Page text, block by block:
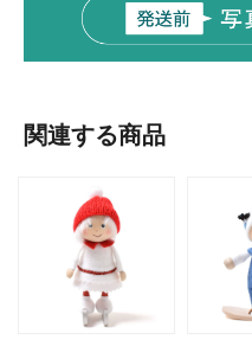
関連する商品